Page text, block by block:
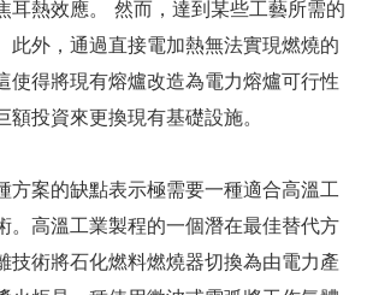
耳熱效應。 然而，達到某些工藝所需的
此外，通過直接電加熱無法實現燃燒的
使得將現有熔爐改造為電力熔爐可行性
額投資來更換現有基礎設施。
方案的缺點表示極需要一種適合高溫工
。高溫工業製程的一個潛在最佳替代方
技術將石化燃料燃燒器切換為由電力產